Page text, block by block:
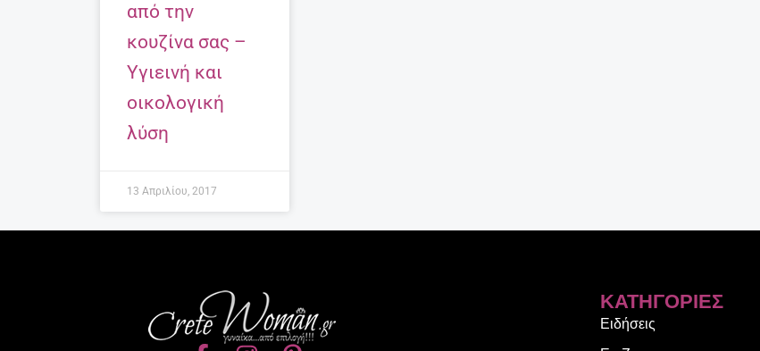
από την
κουζίνα σας –
Υγιεινή και
οικολογική
λύση
13 Απριλίου, 2017
ΚΑΤΗΓΟΡΊΕΣ
Ειδήσεις